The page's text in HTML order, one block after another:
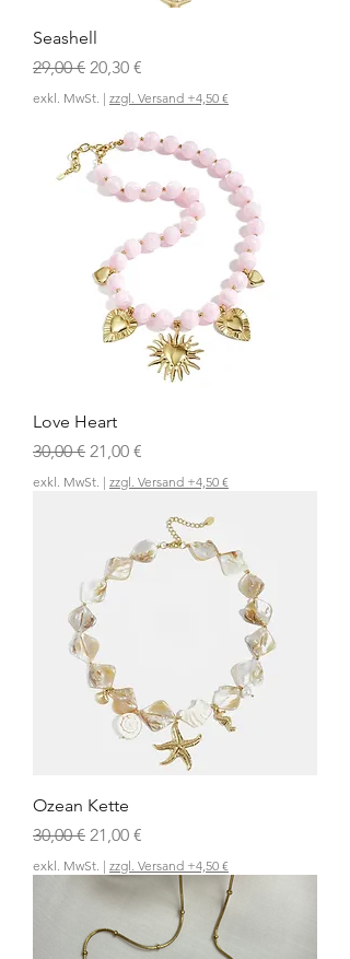
Seashell
Standardpreis
29,00 € Sale-Preis
20,30 €
exkl. MwSt. | zzgl. Versand +4,50 €
Love Heart
Standardpreis
30,00 € Sale-Preis
21,00 €
exkl. MwSt. | zzgl. Versand +4,50 €
Ozean Kette
Standardpreis
30,00 € Sale-Preis
21,00 €
exkl. MwSt. | zzgl. Versand +4,50 €